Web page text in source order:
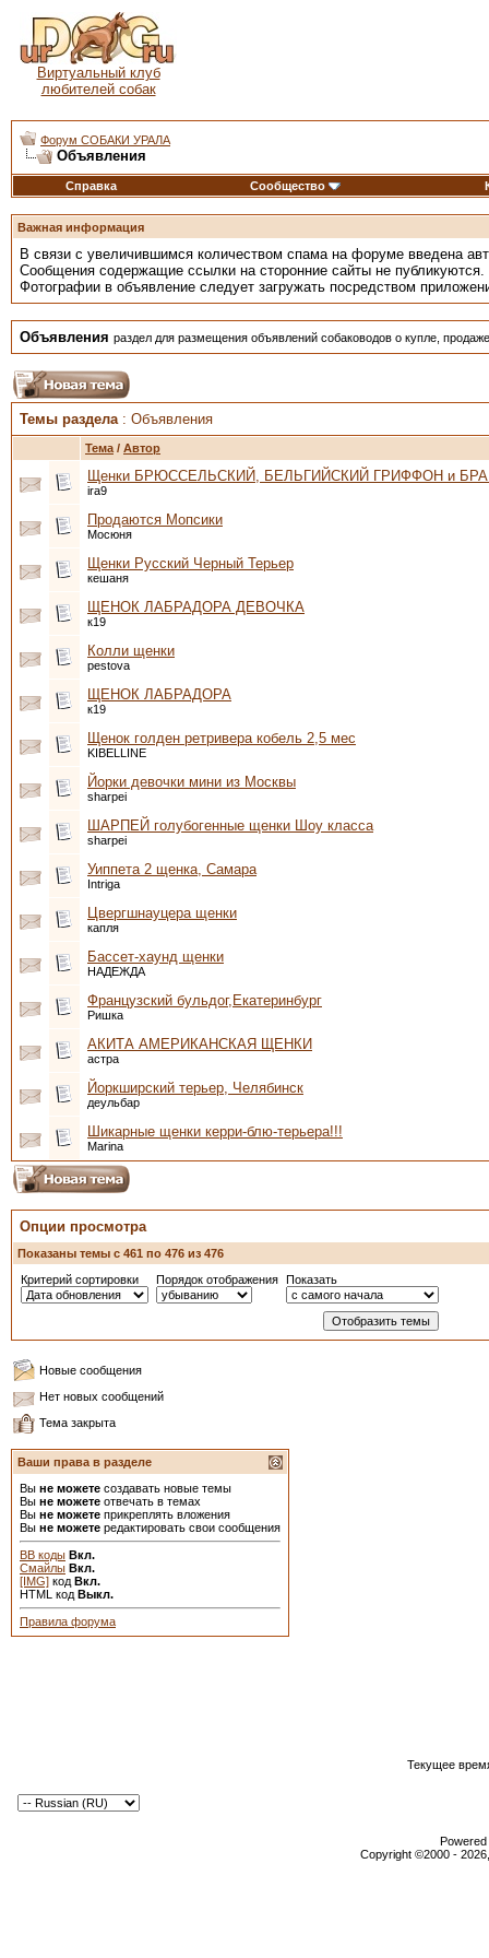
Виртуальный клуб
любителей собак
Форум СОБАКИ УРАЛА
Объявления
Справка Сообщество
Важная информация
В связи с увеличившимся количеством спама на форуме введена
Сообщения содержащие ссылки на сторонние сайты не публикуются.
Фотографии в объявление следует загружать посредством
Объявления раздел для размещения объявлений собаководов о купле,
Темы раздела: Объявления
Тема / Автор
Щенки БРЮССЕЛЬСКИЙ, БЕЛЬГИЙСКИЙ ГРИФФОН и
ira9
Продаются Мопсики
Мосюня
Щенки Русский Черный Терьер
кешаня
ЩЕНОК ЛАБРАДОРА ДЕВОЧКА
к19
Колли щенки
pestova
ЩЕНОК ЛАБРАДОРА
к19
Щенок голден ретривера кобель 2,5 мес
KIBELLINE
Йорки девочки мини из Москвы
sharpei
ШАРПЕЙ голубогенные щенки Шоу класса
sharpei
Уиппета 2 щенка, Самара
Intriga
Цвергшнауцера щенки
капля
Бассет-хаунд щенки
НАДЕЖДА
Французский бульдог,Екатеринбург
Ришка
АКИТА АМЕРИКАНСКАЯ ЩЕНКИ
астра
Йоркширский терьер, Челябинск
деульбар
Шикарные щенки керри-блю-терьера!!!
Marina
Опции просмотра
Показаны темы с 461 по 476 из 476
Критерий сортировки
Порядок отображения Показать
Новые сообщения
Нет новых сообщений
Тема закрыта
Ваши права в разделе
Вы не можете создавать новые темы
Вы не можете отвечать в темах
Вы не можете прикреплять вложения
Вы не можете редактировать свои сообщения
BB коды Вкл.
Смайлы Вкл.
[IMG] код Вкл.
HTML код Выкл.
Правила форума
Текущее
Copyright ©2000 -